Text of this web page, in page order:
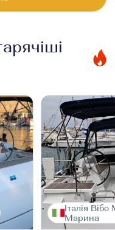
Італія
Марина